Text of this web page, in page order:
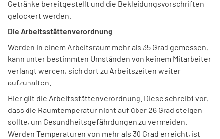
Getränke bereitgestellt und die Bekleidungsvorschriften
gelockert werden.
Die Arbeitsstättenverordnung
Werden in einem Arbeitsraum mehr als 35 Grad gemessen,
kann unter bestimmten Umständen von keinem Mitarbeiter
verlangt werden, sich dort zu Arbeitszeiten weiter
aufzuhalten.
Hier gilt die Arbeitsstättenverordnung. Diese schreibt vor,
dass die Raumtemperatur nicht auf über 26 Grad steigen
sollte, um Gesundheitsgefährdungen zu vermeiden.
Werden Temperaturen von mehr als 30 Grad erreicht, ist